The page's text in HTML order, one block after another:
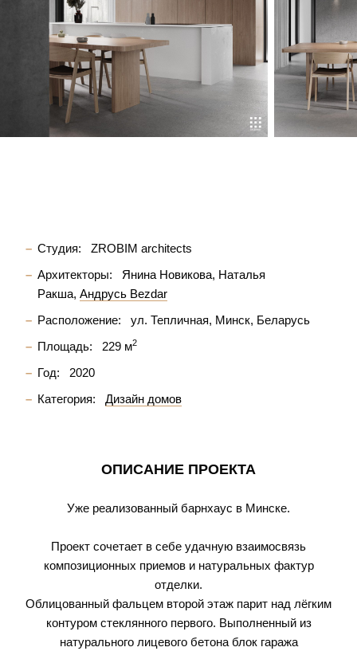
Студия:
ZROBIM architects
Архитекторы:
Янина Новикова Наталья
Ракша Андрусь Bezdar
Расположение:
ул. Тепличная, Минск, Беларусь
Площадь:
229 м2
Год:
2020
Категория:
Дизайн домов
ОПИСАНИЕ ПРОЕКТА
Уже реализованный барнхаус в Минске.
Проект сочетает в себе удачную взаимосвязь
композиционных приемов и натуральных фактур
отделки.
Облицованный фальцем второй этаж парит над лёгким
контуром стеклянного первого. Выполненный из
натурального лицевого бетона блок гаража